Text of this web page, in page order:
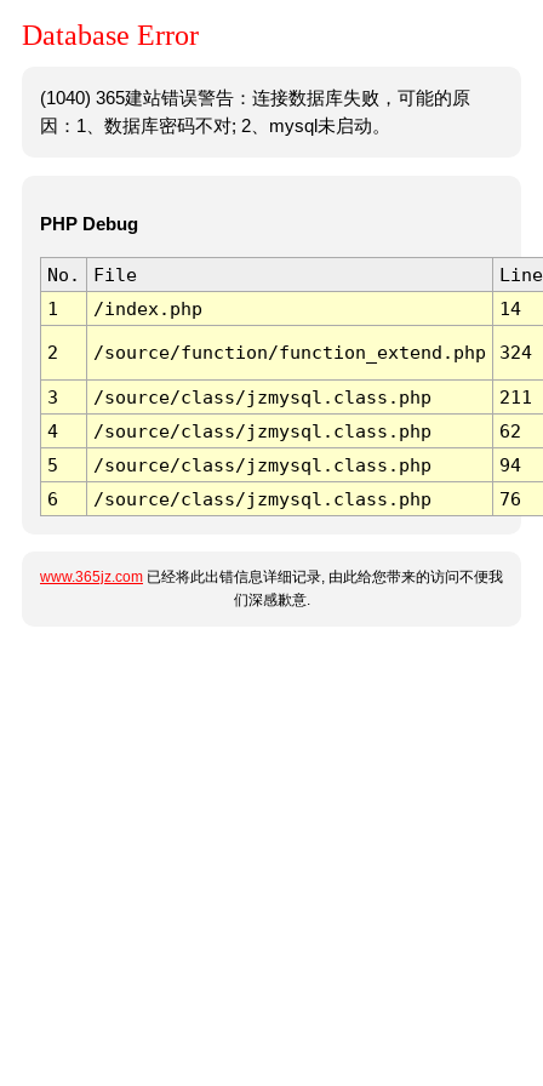
Database Error
(1040) 365建站错误警告：连接数据库失败，可能的原
因：1、数据库密码不对; 2、mysql未启动。
PHP Debug
No. File
Line
1
/index.php 14
2 /source/function/function_extend.php 324
3 /source/class/jzmysql.class.php
211
4
/source/class/jzmysql.class.php
62
5
/source/class/jzmysql.class.php
94
6
/source/class/jzmysql.class.php 76
www.365jz.com 已经将此出错信息详细记录, 由此给您带来的访问不便我
们深感歉意.